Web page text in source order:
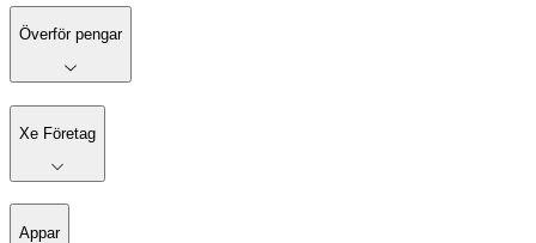
Överför pengar
Xe Företag
Appar